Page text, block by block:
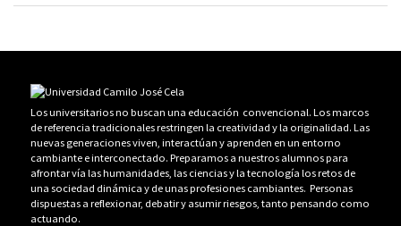
Los universitarios no buscan una educación convencional. Los marcos
de referencia tradicionales restringen la creatividad y la originalidad. Las
nuevas generaciones viven, interactúan y aprenden en un entorno
cambiante e interconectado. Preparamos a nuestros alumnos para
afrontar vía las humanidades, las ciencias y la tecnología los retos de
una sociedad dinámica y de unas profesiones cambiantes. Personas
dispuestas a reflexionar, debatir y asumir riesgos, tanto pensando como
actuando.